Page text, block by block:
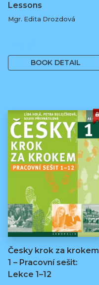
Lessons
Mgr. Edita Drozdová
BOOK DETAIL
Česky krok za krokem
1 – Pracovní sešit:
Lekce 1–12